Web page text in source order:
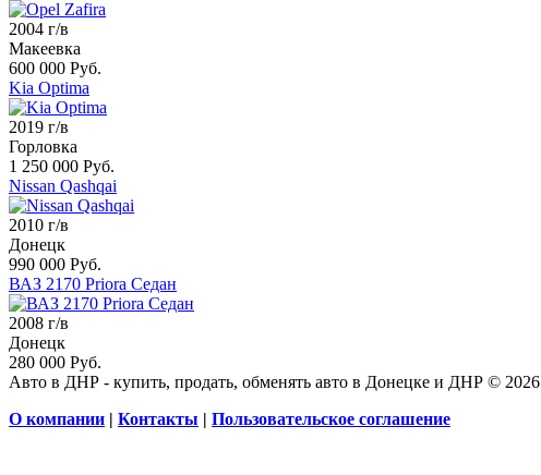
2004 г/в
Макеевка
600 000 Руб.
Kia Optima
2019 г/в
Горловка
1 250 000 Руб.
Nissan Qashqai
2010 г/в
Донецк
990 000 Руб.
ВАЗ 2170 Priora Седан
2008 г/в
Донецк
280 000 Руб.
Авто в ДНР - купить, продать, обменять авто в Донецке и ДНР © 2026
О компании | Контакты | Пользовательское соглашение